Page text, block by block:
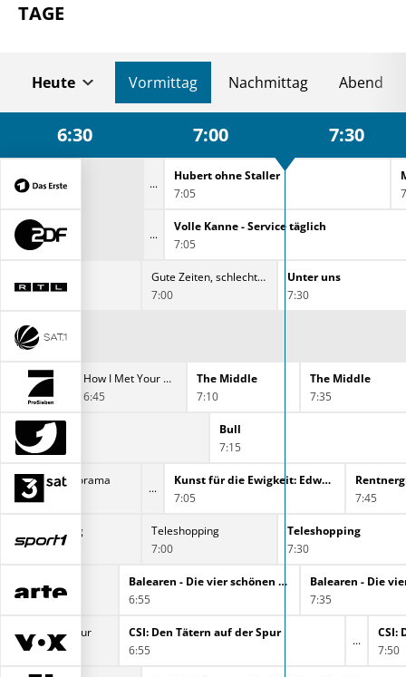
TAGE
Heute Vormittag Nachmittag Abend
6:30 7:00 7:30
Hubert ohne Staller
7:05
Volle Kanne - Service täglich
7:05
Gute Zeiten, schlechte Zeiten
7:00
Unter uns
7:30
How I Met Your Mother
6:45
The Middle
7:10
The Middle
7:35
Bull
7:15
Alpenpanorama
6:33
Kunst für die Ewigkeit: Edward Hopper
7:05
7:45
Teleshopping
6:30
Teleshopping
7:00
Teleshopping
7:30
Balearen - Die vier schönen Schwestern
6:55
7:35
auf der Spur
CSI: Den Tätern auf der Spur
6:55
CSI:
7:50